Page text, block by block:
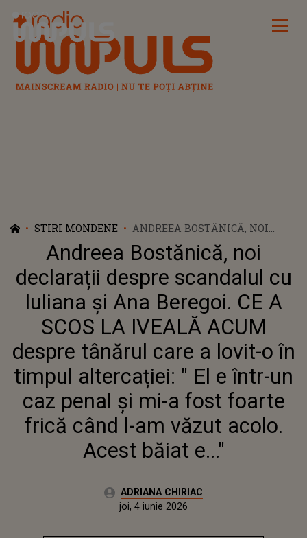
Radio Impuls
STIRI MONDENE
ANDREEA BOSTĂNICĂ, NOI
DECLARAȚII DESPRE
SCANDALUL CU IULIANA ȘI
ANA BEREGOI. CE A SCOS LA
IVEALĂ ACUM DESPRE
TÂNĂRUL CARE A LOVIT-O ÎN
TIMPUL ALTERCAȚIEI: " EL E
ÎNTR-UN CAZ PENAL ȘI MI-A
FOST FOARTE FRICĂ CÂND L-AM
VĂZUT ACOLO. ACEST BĂIAT E..."
Andreea Bostănică, noi
declarații despre scandalul cu
Iuliana și Ana Beregoi. CE A
SCOS LA IVEALĂ ACUM
despre tânărul care a lovit-o în
timpul altercației: " El e într-un
caz penal și mi-a fost foarte
frică când l-am văzut acolo.
Acest băiat e..."
Autor:ADRIANA CHIRIAC
Actualizat:
joi, 4 iunie 2026